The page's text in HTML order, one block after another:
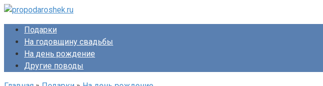
Перейти
контентуПодарки
На годовщину свадьбы
На день рождение
Другие поводы